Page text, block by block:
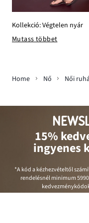
Kollekció: Végtelen nyár
Mutass többet
Home Nő Női
15%
ingyenes
*A kód a kézhezvételtől
rendelésnél minimum